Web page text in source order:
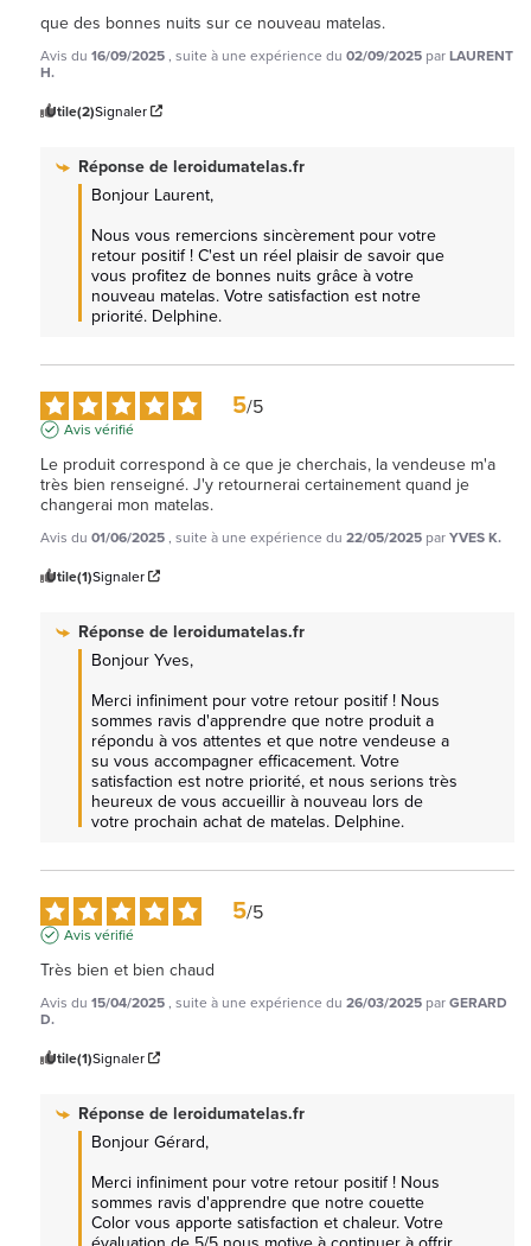
que des bonnes nuits sur ce nouveau matelas.
Avis du 16/09/2025, suite à une expérience du 02/09/2025 parLAURENT
H.
Utile(2)Signaler
Réponse deleroidumatelas.fr
Bonjour Laurent,
Nous vous remercions sincèrement pour votre
retour positif ! C'est un réel plaisir de savoir que
vous profitez de bonnes nuits grâce à votre
nouveau matelas. Votre satisfaction est notre
priorité. Delphine.
5/5
Avis vérifié
Le produit correspond à ce que je cherchais, la vendeuse m'a
très bien renseigné. J'y retournerai certainement quand je
changerai mon matelas.
Avis du 01/06/2025, suite à une expérience du 22/05/2025 parYVES K.
Utile(1)Signaler
Réponse deleroidumatelas.fr
Bonjour Yves,
Merci infiniment pour votre retour positif ! Nous
sommes ravis d'apprendre que notre produit a
répondu à vos attentes et que notre vendeuse a
su vous accompagner efficacement. Votre
satisfaction est notre priorité, et nous serions très
heureux de vous accueillir à nouveau lors de
votre prochain achat de matelas. Delphine.
5/5
Avis vérifié
Très bien et bien chaud
Avis du 15/04/2025, suite à une expérience du 26/03/2025 parGERARD
D.
Utile(1)Signaler
Réponse deleroidumatelas.fr
Bonjour Gérard,
Merci infiniment pour votre retour positif ! Nous
sommes ravis d'apprendre que notre couette
Color vous apporte satisfaction et chaleur. Votre